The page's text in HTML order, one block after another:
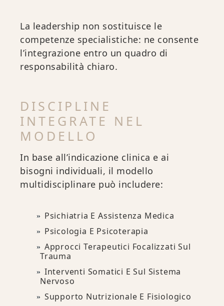
La leadership non sostituisce le
competenze specialistiche: ne consente
l’integrazione entro un quadro di
responsabilità chiaro.
DISCIPLINE
INTEGRATE NEL
MODELLO
In base all’indicazione clinica e ai
bisogni individuali, il modello
multidisciplinare può includere:
Psichiatria E Assistenza Medica
Psicologia E Psicoterapia
Approcci Terapeutici Focalizzati Sul
Trauma
Interventi Somatici E Sul Sistema
Nervoso
Supporto Nutrizionale E Fisiologico